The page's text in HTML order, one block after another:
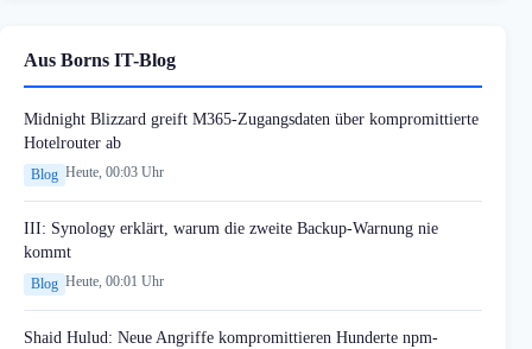
Aus Borns IT-Blog
Midnight Blizzard greift M365-Zugangsdaten über kompromittierte
Hotelrouter ab
Blog Heute, 00:03 Uhr
III: Synology erklärt, warum die zweite Backup-Warnung nie
kommt
Blog Heute, 00:01 Uhr
Shaid Hulud: Neue Angriffe kompromittieren Hunderte npm-